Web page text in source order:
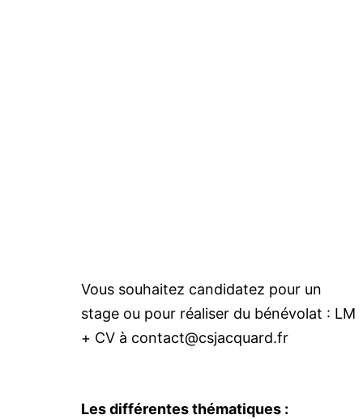
Vous souhaitez candidatez pour un
stage ou pour réaliser du bénévolat : LM
+ CV à contact@csjacquard.fr
Les différentes thématiques :